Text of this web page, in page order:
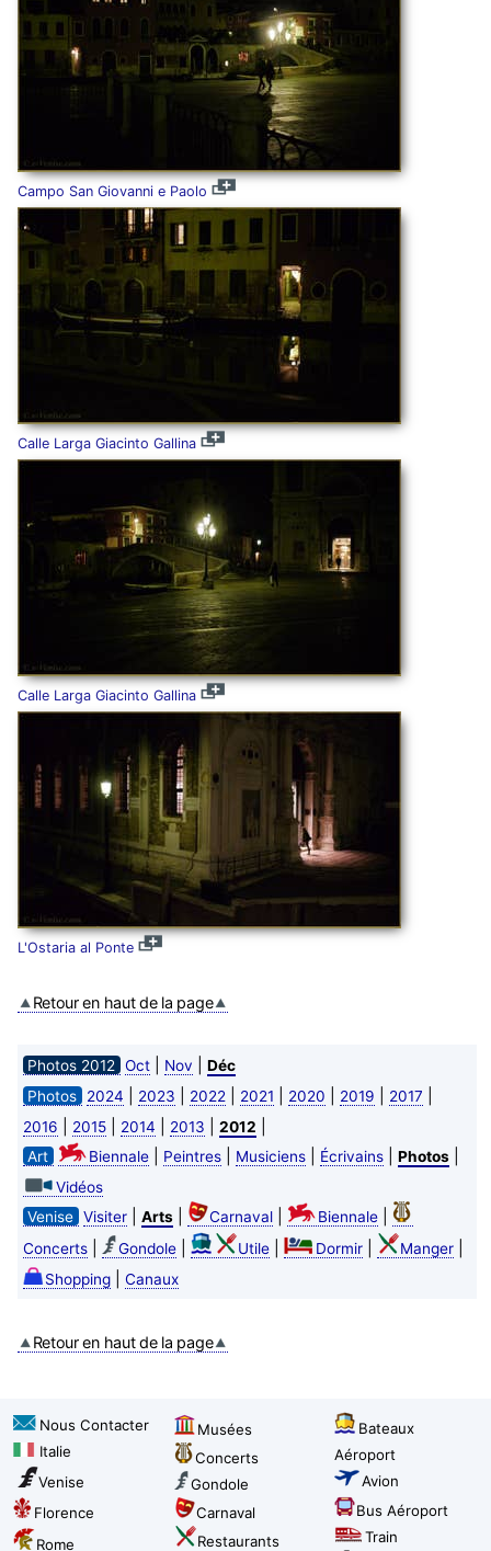
Campo San Giovanni e Paolo
Calle Larga Giacinto Gallina
Calle Larga Giacinto Gallina
L'Ostaria al Ponte
Retour en haut de la page
Photos 2012 Oct| Nov
Déc
Photos
2024 2023 2022 2021 2020 2019 2017
2016 2015| 2014 2013 2012
Art Biennale| Peintres| Musiciens| Écrivains| Photos|
Vidéos
Venise Visiter| Arts| Carnaval| Biennale|
Concerts| Gondole| Utile| Dormir| Manger|
Shopping| Canaux
Retour en haut de la page
Nous Contacter
Italie
Venise
Florence
Rome
Musées
Concerts
Gondole
Carnaval
Restaurants
Bateaux
Aéroport
Avion
Bus Aéroport
Train